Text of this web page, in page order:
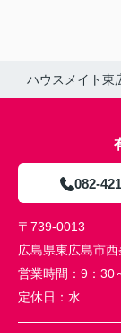
ハウスメイト東
082-
〒739-0013
広島県東広島市
営業時間： 9：30
定休日： 水